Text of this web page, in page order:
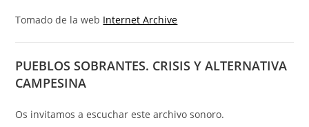
Tomado de la web Internet Archive
PUEBLOS SOBRANTES. CRISIS Y ALTERNATIVA
CAMPESINA
Os invitamos a escuchar este archivo sonoro.